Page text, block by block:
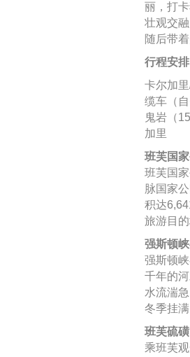
丽，打
壮观交
随后带
行程安排
卡尔加
缆车（
鬼岩（
加里
班芙国
班芙国
脉国家
积达
旅游目的
强斯顿
强斯顿
千年的
水流湍
冬季挂
班芙硫
乘班芙